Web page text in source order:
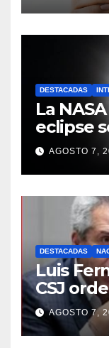
DESTACADAS
La
eclipse
agosto
España
AGOSTO 7,
DESTACADAS
Luis
CSJ
AGOSTO 7,